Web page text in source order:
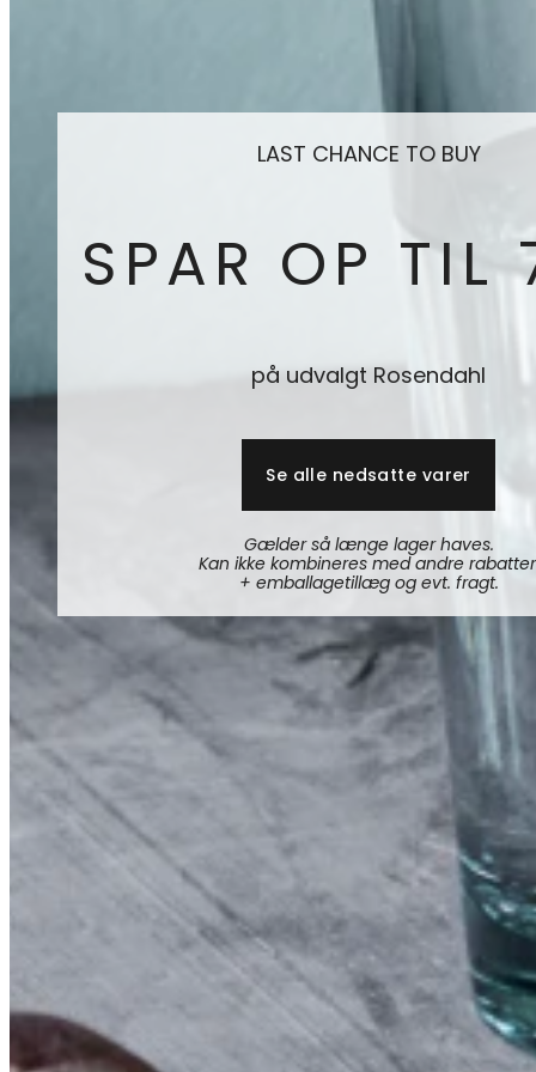
LAST CHANCE TO BUY
SPAR OP TIL
på udvalgt Rosendahl
Se alle nedsatte varer
Gælder så længe lager haves.
Kan ikke kombineres med andre
+ emballagetillæg og evt. fragt.